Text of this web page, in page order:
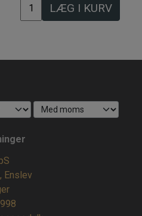
LÆG I KURV
Enslev